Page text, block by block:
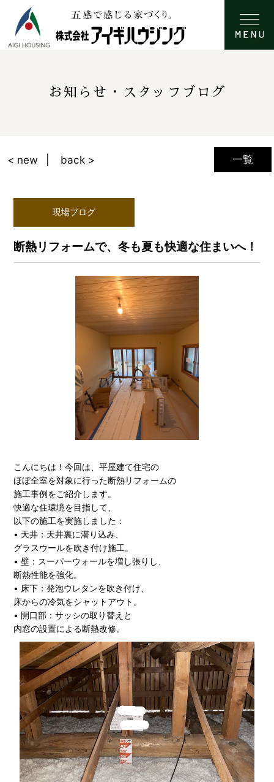
お知らせ・スタッフブログ
一覧
< new back >
現場ブログ
断熱リフォームで、冬も夏も快適な住まいへ！
こんにちは！今回は、平屋建て住宅の
ほぼ全室を対象に行った断熱リフォームの
施工事例をご紹介します。
快適な住環境を目指して、
以下の施工を実施しました：
• 天井：天井裏に潜り込み、
グラスウールを吹き付け施工。
• 壁：スーパーウォールを増し張りし、
断熱性能を強化。
• 床下：発泡ウレタンを吹き付け、
床からの冷気をシャットアウト。
• 開口部：サッシの取り替えと
内窓の設置による断熱改修。